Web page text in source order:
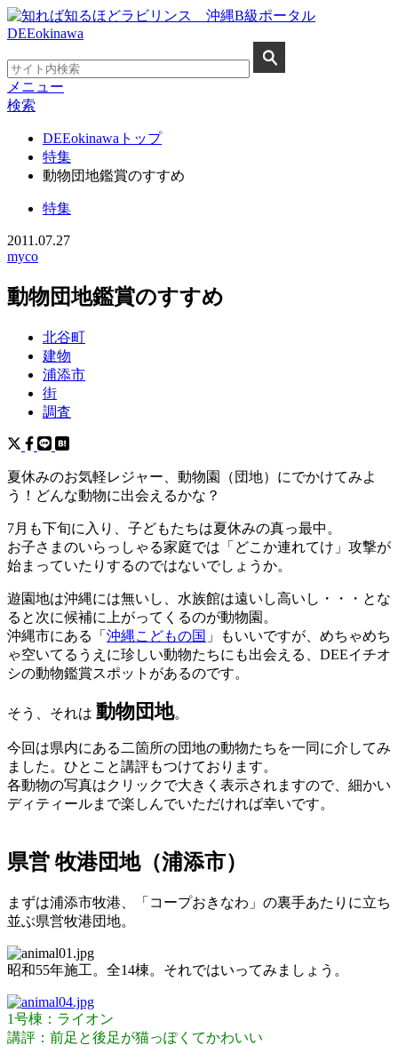
メニュー
検索
DEEokinawaトップ
特集
動物団地鑑賞のすすめ
特集
2011.07.27
myco
動物団地鑑賞のすすめ
北谷町
建物
浦添市
街
調査
夏休みのお気軽レジャー、動物園（団地）にでかけてみよ
う！どんな動物に出会えるかな？
7月も下旬に入り、子どもたちは夏休みの真っ最中。
お子さまのいらっしゃる家庭では「どこか連れてけ」攻撃が
始まっていたりするのではないでしょうか。
遊園地は沖縄には無いし、水族館は遠いし高いし・・・とな
ると次に候補に上がってくるのが動物園。
沖縄市にある「 沖縄こどもの国 」もいいですが、めちゃめち
ゃ空いてるうえに珍しい動物たちにも出会える、DEEイチオ
シの動物鑑賞スポットがあるのです。
そう、それは 動物団地。
今回は県内にある二箇所の団地の動物たちを一同に介してみ
ました。ひとこと講評もつけております。
各動物の写真はクリックで大きく表示されますので、細かい
ディティールまで楽しんでいただければ幸いです。
県営 牧港団地（浦添市）
まずは浦添市牧港、「コープおきなわ」の裏手あたりに立ち
並ぶ県営牧港団地。
昭和55年施工。全14棟。それではいってみましょう。
1号棟：ライオン
講評：前足と後足が猫っぽくてかわいい